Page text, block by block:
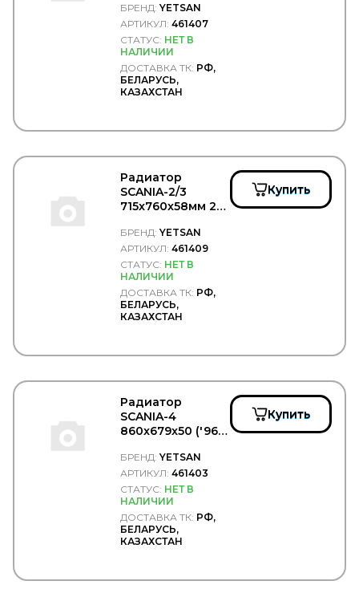
БРЕНД: YETSAN
АРТИКУЛ: 461407
СТАТУС: НЕТ В
НАЛИЧИИ
ДОСТАВКА ТК: РФ,
БЕЛАРУСЬ,
КАЗАХСТАН
Радиатор
SCANIA-2/3
715x760x58мм 2-х
подвеска
кабины CP -
YETSAN/461409
БРЕНД: YETSAN
АРТИКУЛ: 461409
СТАТУС: НЕТ В
НАЛИЧИИ
ДОСТАВКА ТК: РФ,
БЕЛАРУСЬ,
КАЗАХСТАН
Купить
Радиатор
SCANIA-4
860x679x50 ('96-)
БРЕНД: YETSAN
АРТИКУЛ: 461403
СТАТУС: НЕТ В
НАЛИЧИИ
ДОСТАВКА ТК: РФ,
БЕЛАРУСЬ,
КАЗАХСТАН
Купить